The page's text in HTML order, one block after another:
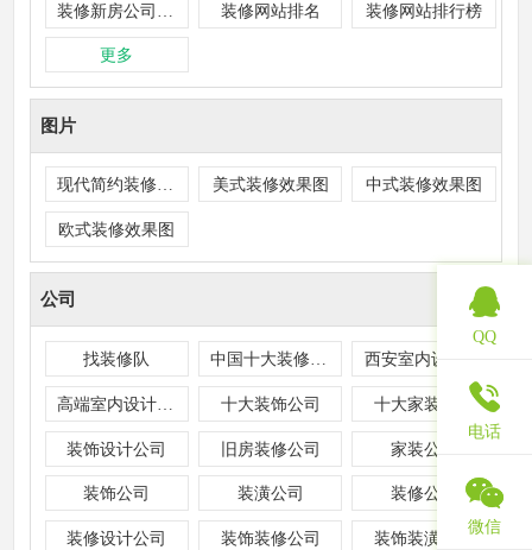
装修网站排名 装修网站排行榜
更多
图片
现代简约装修效果图 美式装修效果图 中式装修效果图
欧式装修效果图
公司
找装修队 中国十大装修公司
十大装饰公司 十大家装公司
装饰设计公司 旧房装修公司 家装公司
装饰公司 装潢公司 装修公司
装修设计公司 装饰装修公司 装饰装潢公司
QQ
电话
微信